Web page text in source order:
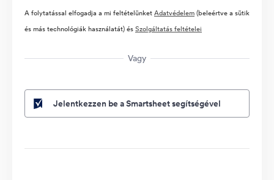
A folytatással elfogadja a mi feltételünketAdatvédelem(beleértve a sütik
és más technológiák használatát) ésSzolgáltatás feltételei
Vagy
Jelentkezzen be a Smartsheet segítségével